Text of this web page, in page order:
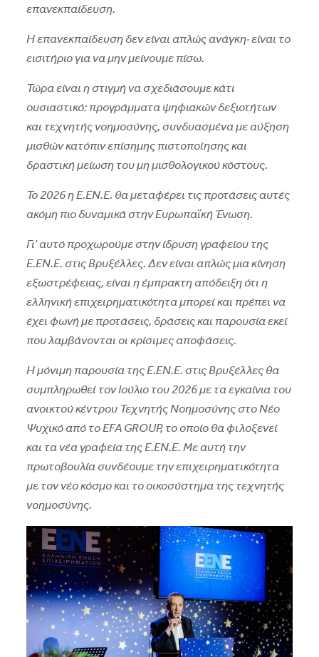
επανεκπαίδευση.
Η επανεκπαίδευση δεν είναι απλώς ανάγκη· είναι το
εισιτήριο για να μην μείνουμε πίσω.
Τώρα είναι η στιγμή να σχεδιάσουμε κάτι
ουσιαστικό: προγράμματα ψηφιακών δεξιοτήτων
και τεχνητής νοημοσύνης, συνδυασμένα με αύξηση
μισθών κατόπιν επίσημης πιστοποίησης και
δραστική μείωση του μη μισθολογικού κόστους.
Το 2026 η Ε.EN.E. θα μεταφέρει τις προτάσεις αυτές
ακόμη πιο δυναμικά στην Ευρωπαϊκή Ένωση.
Γι’ αυτό προχωρούμε στην ίδρυση γραφείου της
Ε.EN.E. στις Βρυξέλλες. Δεν είναι απλώς μια κίνηση
εξωστρέφειας, είναι η έμπρακτη απόδειξη ότι η
ελληνική επιχειρηματικότητα μπορεί και πρέπει να
έχει φωνή με προτάσεις, δράσεις και παρουσία εκεί
που λαμβάνονται οι κρίσιμες αποφάσεις.
Η μόνιμη παρουσία της Ε.EN.E. στις Βρυξέλλες θα
συμπληρωθεί τον Ιούλιο του 2026 με τα εγκαίνια του
ανοικτού κέντρου Τεχνητής Νοημοσύνης στο Νέο
Ψυχικό από το EFA GROUP, το οποίο θα φιλοξενεί
και τα νέα γραφεία της Ε.EN.E. Με αυτή την
πρωτοβουλία συνδέουμε την επιχειρηματικότητα
με τον νέο κόσμο και το οικοσύστημα της τεχνητής
νοημοσύνης.